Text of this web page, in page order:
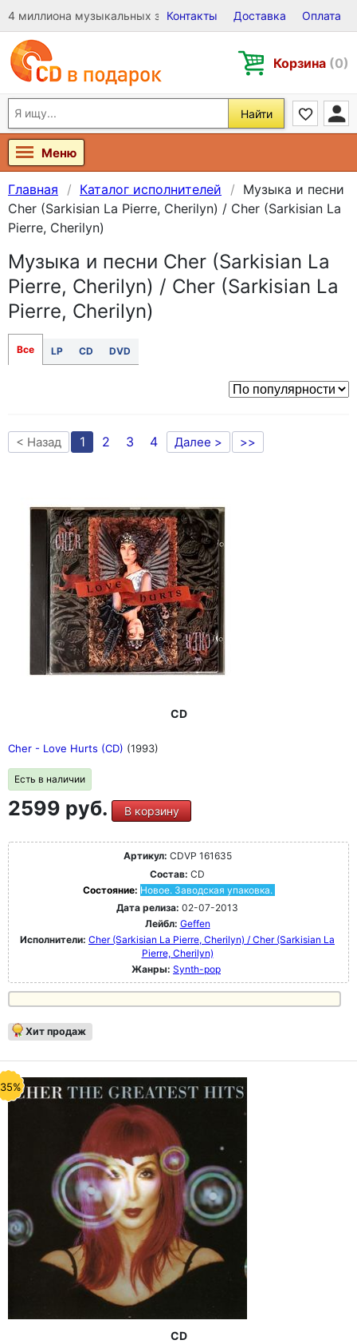
4 миллиона музыкальных записей на Виниле, CD и DVD
Контакты Доставка Оплата
Корзина (0)
Найти
Меню
Главная Каталог исполнителей
Музыка и песни
Cher (Sarkisian La Pierre, Cherilyn) / Cher (Sarkisian La
Pierre, Cherilyn)
Музыка и песни Cher (Sarkisian La
Pierre, Cherilyn) / Cher (Sarkisian La
Pierre, Cherilyn)
Все LP CD DVD
< Назад 1 2 3 4 Далее > >>
CD
Cher - Love Hurts (CD) (1993)
Есть в наличии
2599 руб. В корзину
Артикул: CDVP 161635
Состав: CD
Состояние: Новое. Заводская упаковка.
Дата релиза: 02-07-2013
Лейбл: Geffen
Исполнители: Cher (Sarkisian La Pierre, Cherilyn) / Cher (Sarkisian La
Pierre, Cherilyn)
Жанры: Synth-pop
Хит продаж
CD